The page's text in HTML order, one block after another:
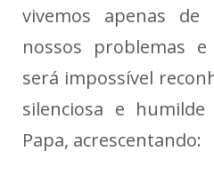
vivemos apenas de
nossos problemas
será impossível
silenciosa e
Papa, acrescentando: